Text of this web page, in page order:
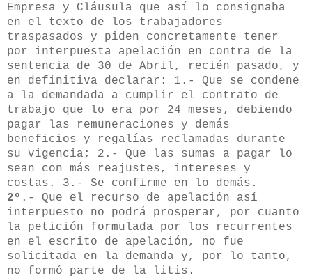
Empresa y Cláusula que así lo consignaba
en el texto de los trabajadores
traspasados y piden concretamente tener
por interpuesta apelación en contra de la
sentencia de 30 de Abril, recién pasado, y
en definitiva declarar: 1.- Que se condene
a la demandada a cumplir el contrato de
trabajo que lo era por 24 meses, debiendo
pagar las remuneraciones y demás
beneficios y regalías reclamadas durante
su vigencia; 2.- Que las sumas a pagar lo
sean con más reajustes, intereses y
costas. 3.- Se confirme en lo demás.
2º .- Que el recurso de apelación así
interpuesto no podrá prosperar, por cuanto
la petición formulada por los recurrentes
en el escrito de apelación, no fue
solicitada en la demanda y, por lo tanto,
no formó parte de la litis.